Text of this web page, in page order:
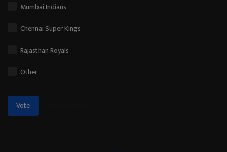
Mumbai Indians
Chennai Super Kings
Rajasthan Royals
Other
Vote